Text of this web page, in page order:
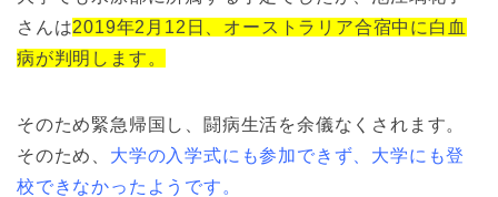
さんは2019年2月12日、オーストラリア合宿中に白血
病が判明します。
そのため緊急帰国し、闘病生活を余儀なくされます。
そのため、 大学の入学式にも参加できず、大学にも登
校できなかったようです。